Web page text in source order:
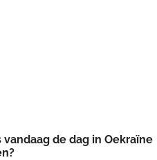
vandaag de dag in Oekraïne